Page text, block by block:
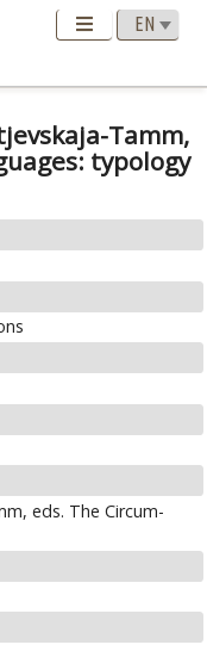
Tamm,
typology
eds. The Circum-